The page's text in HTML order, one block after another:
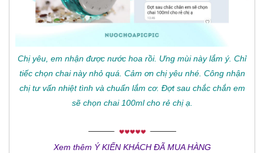
Chị yêu, em nhận được nước hoa rồi. Ưng mùi này lắm ý. Chỉ
tiếc chọn chai này nhỏ quá. Cảm ơn chị yêu nhé. Công nhận
chị tư vấn nhiệt tình và chuẩn lắm cơ. Đợt sau chắc chắn em
sẽ chọn chai 100ml cho rẻ chị ạ.
Xem thêm Ý KIẾN KHÁCH ĐÃ MUA HÀNG